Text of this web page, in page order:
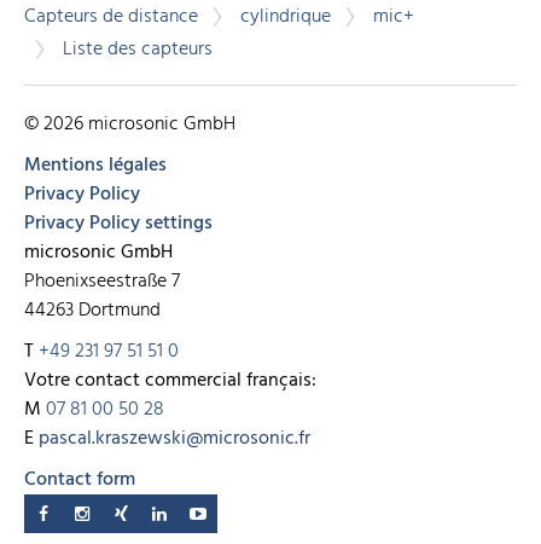
Capteurs de distance cylindrique
mic+
Liste des capteurs
© 2026 microsonic GmbH
Mentions légales
Privacy Policy
Privacy Policy settings
microsonic GmbH
Phoenixseestraße 7
44263 Dortmund
T+49 231 97 51 51 0
Votre contact commercial français:
M07 81 00 50 28
Epascal.kraszewski@microsonic.fr
Contact form